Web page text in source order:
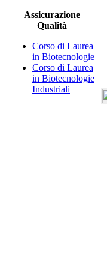
Assicurazione
Qualità
Corso di Laurea
in Biotecnologie
Corso di Laurea
in Biotecnologie
Industriali